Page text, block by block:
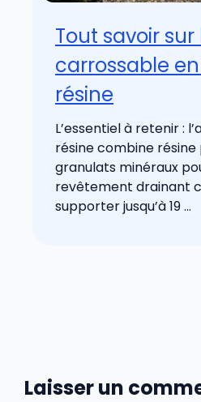
Tout savoir sur
carrossable
résine
L’essentiel à retenir :
résine combine
granulats minéraux
revêtement drainant
supporter jusqu’à 19 ...
Laisser un